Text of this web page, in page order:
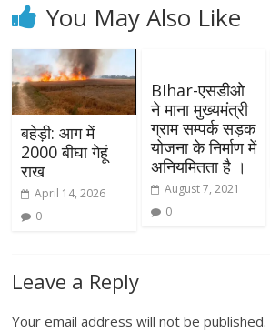
You May Also Like
बहेड़ी: आग में
2000 बीघा गेहूं
राख
April 14, 2026
0
BIhar-एसडीओ
ने माना मुख्यमंत्री
ग्राम सम्पर्क सड़क
योजना के निर्माण में
अनियमितता है ।
August 7, 2021
0
Leave a Reply
Your email address will not be published.